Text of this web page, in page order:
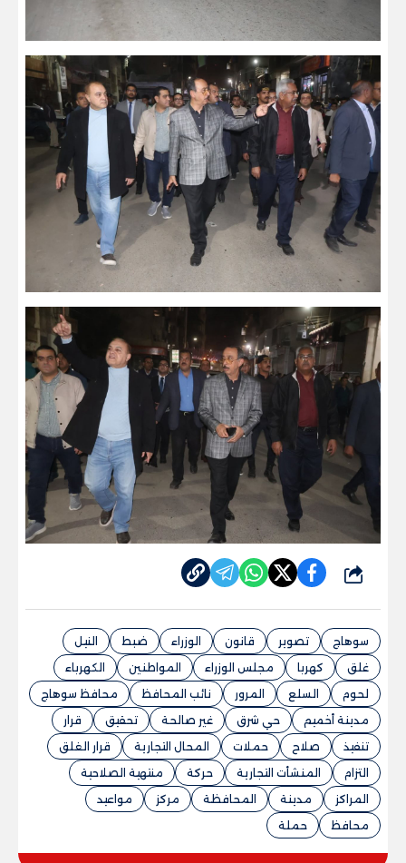
شارك
سوهاج تصوير قانون الوزراء ضبط
النيل
غلق
كهربا مجلس الوزراء المواطنين
الكهرباء
لحوم
السلع المرور نائب المحافظ
محافظ سوهاج
مدينة أخميم
حي شرق غير صالحة تحقيق
قرار
تنفيذ
صلاح حملات المحال التجارية
قرار الغلق
التزام
المنشأت التجارية حركة
منتهية الصلاحية
المراكز
مدينة المحافظة مركز
مواعيد
محافظ
حملة